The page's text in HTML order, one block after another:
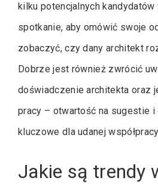
kilku potencjalnych
spotkanie, aby omówić swoje
zobaczyć, czy dany architekt
Dobrze jest również zwrócić
doświadczenie architekta oraz
pracy – otwartość na sugestie
kluczowe dla udanej
Jakie są trendy